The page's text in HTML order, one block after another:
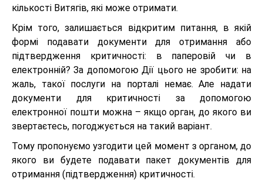
кількості Витягів, які може отримати.
Крім того, залишається відкритим питання, в якій
формі подавати документи для отримання або
підтвердження критичності: в паперовій чи в
електронній? За допомогою Дії цього не зробити: на
жаль, такої послуги на порталі немає. Але надати
документи для критичності за допомогою
електронної пошти можна – якщо орган, до якого ви
звертаєтесь, погоджується на такий варіант.
Тому пропонуємо узгодити цей момент з органом, до
якого ви будете подавати пакет документів для
отримання (підтвердження) критичності.